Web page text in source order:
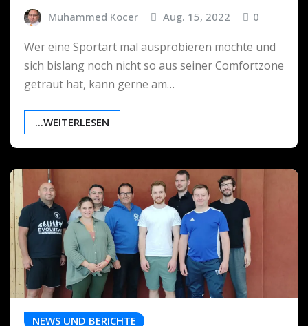
Muhammed Kocer Aug. 15, 2022 0
Wer eine Sportart mal ausprobieren möchte und
sich bislang noch nicht so aus seiner Comfortzone
getraut hat, kann gerne am…
...WEITERLESEN
NEWS UND BERICHTE